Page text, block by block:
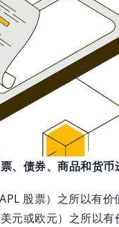
、债券、商品和货币
股票）之所以有
元或欧元）之所以